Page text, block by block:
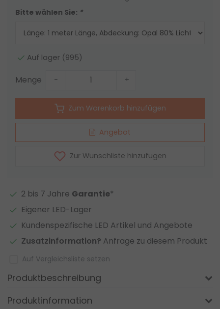
Bitte wählen Sie: *
Auf lager (995)
Menge - +
Zum Warenkorb hinzufügen
Angebot
Zur Wunschliste hinzufügen
2 bis 7 Jahre Garantie*
Eigener LED-Lager
Kundenspezifische LED Artikel und Angebote
Zusatzinformation? Anfrage zu diesem Produkt
Auf Vergleichsliste setzen
Produktbeschreibung
Produktinformation